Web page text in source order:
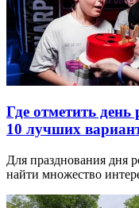
Где отметить
10 лучших
Для празднования дня
найти множество